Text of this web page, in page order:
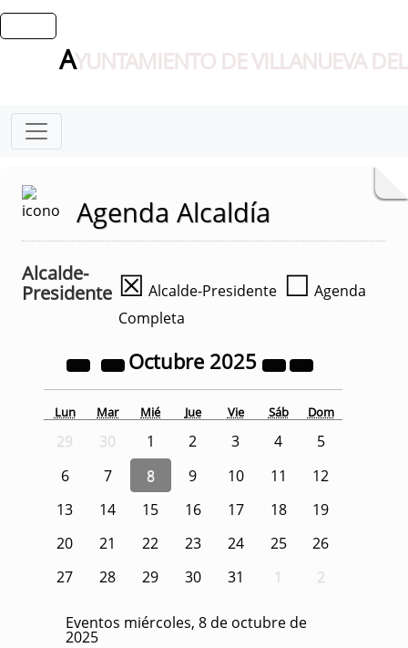
AYUNTAMIENTO DE VILLANUEVA
Agenda Alcaldía
Alcalde-
Presidente ☒ Alcalde-Presidente ☐ Agenda
Completa
Octubre 2025
Lun Mar Mié Jue Vie Sáb Dom
29 30 1 2 3 4
5
6
7 8 9 10 11
12
13
14 15 16 17 18
19
20
21 22 23 24 25
26
27
28 29 30 31 1 2
Eventos miércoles, 8 de octubre de
2025